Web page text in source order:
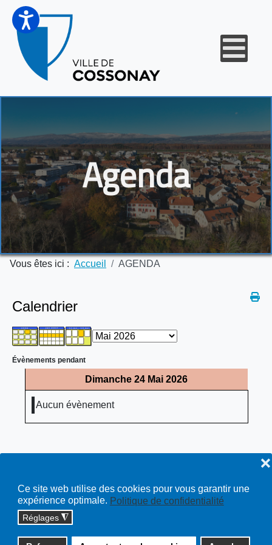
Ce site web utilise des cookies pour vous garantir une
expérience optimale. Politique de confidentialité
Réglages ◮
❌
Agenda
Vous êtes ici : Accueil AGENDA
Calendrier
Évènements pendant
Dimanche 24 Mai 2026
Aucun évènement
Copyright © 2026 cossonay.ch - tous droits réservés | site :